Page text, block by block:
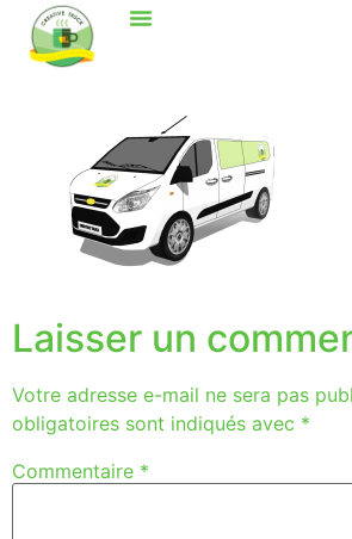
Laisser un
Votre adresse e-mail ne sera pas
obligatoires sont indiqués avec *
Commentaire *